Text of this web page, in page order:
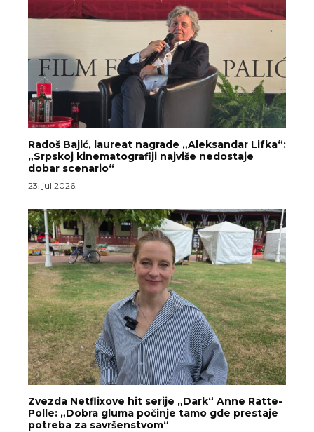
Radoš Bajić, laureat nagrade „Aleksandar Lifka“:
„Srpskoj kinematografiji najviše nedostaje
dobar scenario“
23. jul 2026.
Zvezda Netflixove hit serije „Dark“ Anne Ratte-
Polle: „Dobra gluma počinje tamo gde prestaje
potreba za savršenstvom“